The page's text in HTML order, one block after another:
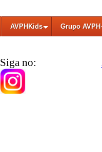
AVPHKids Grupo AVPH
Siga no: